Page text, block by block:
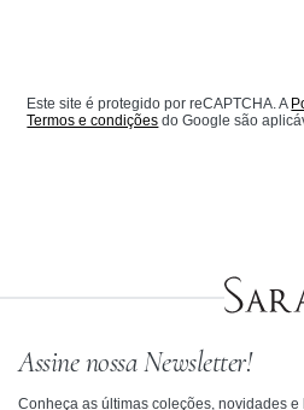
Este site é protegido por reCAPTCHA. A
Termos e condições do Google são
Assine nossa Newsletter!
Conheça as últimas coleções, novidades